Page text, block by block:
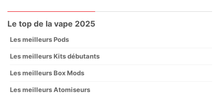
Le top de la vape 2025
Les meilleurs Pods
Les meilleurs Kits débutants
Les meilleurs Box Mods
Les meilleurs Atomiseurs